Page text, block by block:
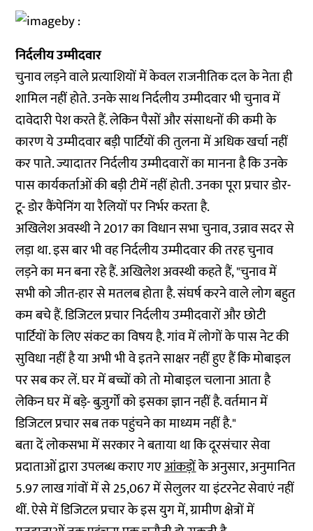
निर्दलीय उम्मीदवार
चुनाव लड़ने वाले प्रत्याशियों में केवल राजनीतिक दल के नेता ही
शामिल नहीं होते. उनके साथ निर्दलीय उम्मीदवार भी चुनाव में
दावेदारी पेश करते हैं. लेकिन पैसों और संसाधनों की कमी के
कारण ये उम्मीदवार बड़ी पार्टियों की तुलना में अधिक खर्चा नहीं
कर पाते. ज्यादातर निर्दलीय उम्मीदवारों का मानना है कि उनके
पास कार्यकर्ताओं की बड़ी टीमें नहीं होती. उनका पूरा प्रचार डोर-
टू- डोर कैंपेनिंग या रैलियों पर निर्भर करता है.
अखिलेश अवस्थी ने 2017 का विधान सभा चुनाव, उन्नाव सदर से
लड़ा था. इस बार भी वह निर्दलीय उम्मीदवार की तरह चुनाव
लड़ने का मन बना रहे हैं. अखिलेश अवस्थी कहते हैं, "चुनाव में
सभी को जीत-हार से मतलब होता है. संघर्ष करने वाले लोग बहुत
कम बचे हैं. डिजिटल प्रचार निर्दलीय उम्मीदवारों और छोटी
पार्टियों के लिए संकट का विषय है. गांव में लोगों के पास नेट की
सुविधा नहीं है या अभी भी वे इतने साक्षर नहीं हुए हैं कि मोबाइल
पर सब कर लें. घर में बच्चों को तो मोबाइल चलाना आता है
लेकिन घर में बड़े- बुज़ुर्गों को इसका ज्ञान नहीं है. वर्तमान में
डिजिटल प्रचार सब तक पहुंचने का माध्यम नहीं है."
बता दें लोकसभा में सरकार ने बताया था कि दूरसंचार सेवा
प्रदाताओं द्वारा उपलब्ध कराए गएआंकड़ोंके अनुसार, अनुमानित
5.97 लाख गांवों में से 25,067 में सेलुलर या इंटरनेट सेवाएं नहीं
थीं. ऐसे में डिजिटल प्रचार के इस युग में, ग्रामीण क्षेत्रों में